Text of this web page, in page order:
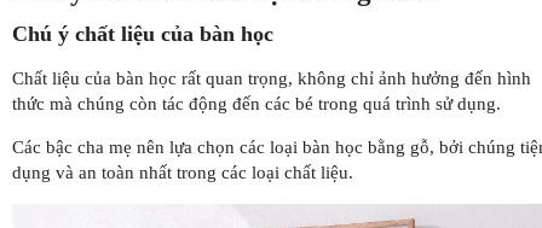
Chú ý chất liệu của bàn học
Chất liệu của bàn học rất quan trọng, không chỉ ảnh hưởng đến hình
thức mà chúng còn tác động đến các bé trong quá trình sử dụng.
Các bậc cha mẹ nên lựa chọn các loại bàn học bằng gỗ, bởi chúng
dụng và an toàn nhất trong các loại chất liệu.